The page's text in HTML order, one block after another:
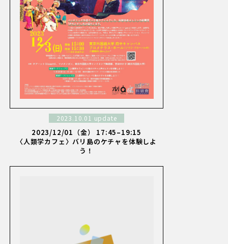
2023.10.01 update
2023/12/01（金） 17:45–19:15
〈人類学カフェ〉バリ島のケチャを体験しよ
う！